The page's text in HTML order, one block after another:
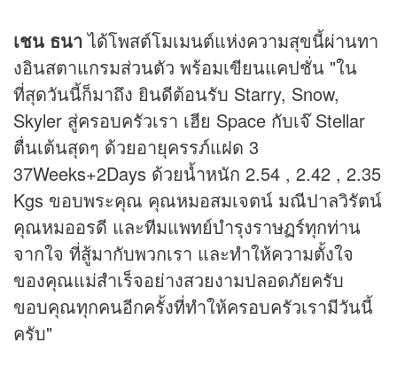
เชน ธนาได้โพสต์โมเมนต์แห่งความสุขนี้ผ่านทา
งอินสตาแกรมส่วนตัว พร้อมเขียนแคปชั่น "ใน
ที่สุดวันนี้ก็มาถึง ยินดีต้อนรับ Starry, Snow,
Skyler สู่ครอบครัวเรา เฮีย Space กับเจ๊ Stellar
ตื่นเต้นสุดๆ ด้วยอายุครรภ์แฝด 3
37Weeks+2Days ด้วยน้ำหนัก 2.54 , 2.42 , 2.35
Kgs ขอบพระคุณ คุณหมอสมเจตน์ มณีปาลวิรัตน์
คุณหมออรดี และทีมแพทย์บำรุงราษฏร์ทุกท่าน
จากใจ ที่สู้มากับพวกเรา และทำให้ความตั้งใจ
ของคุณแม่สำเร็จอย่างสวยงามปลอดภัยครับ
ขอบคุณทุกคนอีกครั้งที่ทำให้ครอบครัวเรามีวันนี้
ครับ"